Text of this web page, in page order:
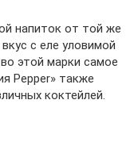
напиток от той же
с еле уловимой
этой марки самое
Pepper» также
коктейлей.